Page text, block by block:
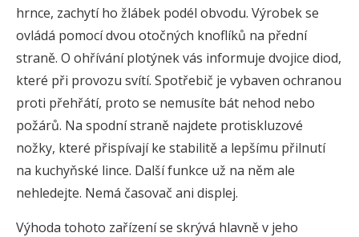
hrnce, zachytí ho žlábek podél obvodu. Výrobek se
ovládá pomocí dvou otočných knoflíků na přední
straně. O ohřívání plotýnek vás informuje dvojice diod,
které při provozu svítí. Spotřebič je vybaven ochranou
proti přehřátí, proto se nemusíte bát nehod nebo
požárů. Na spodní straně najdete protiskluzové
nožky, které přispívají ke stabilitě a lepšímu přilnutí
na kuchyňské lince. Další funkce už na něm ale
nehledejte. Nemá časovač ani displej.
Výhoda tohoto zařízení se skrývá hlavně v jeho